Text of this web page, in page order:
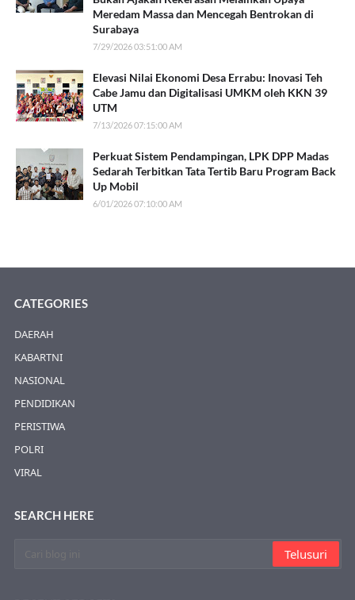
Meredam Massa dan Mencegah Bentrokan di
Surabaya
7/29/2026 03:51:00 AM
Elevasi Nilai Ekonomi Desa Errabu: Inovasi Teh
Cabe Jamu dan Digitalisasi UMKM oleh KKN 39
UTM
7/13/2026 07:15:00 AM
Perkuat Sistem Pendampingan, LPK DPP Madas
Sedarah Terbitkan Tata Tertib Baru Program Back
Up Mobil
6/01/2026 07:10:00 AM
CATEGORIES
DAERAH
KABARTNI
NASIONAL
PENDIDIKAN
PERISTIWA
POLRI
VIRAL
SEARCH HERE